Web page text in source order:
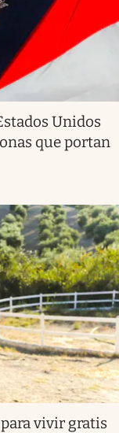
Unidos
que portan
vivir gratis